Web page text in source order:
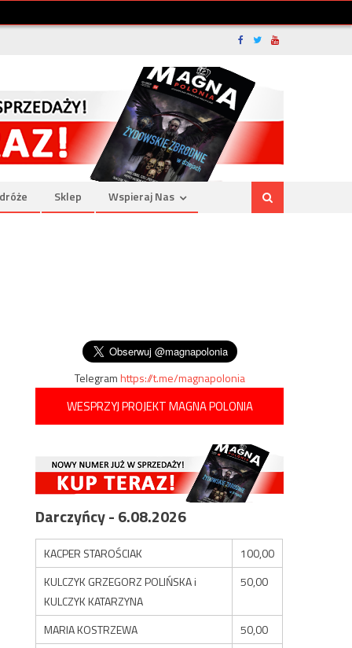
Sklep Wspieraj Nas
Telegramhttps://t.me/magnapolonia
WESPRZYJ PROJEKT MAGNA POLONIA
Darczyńcy - 6.08.2026
KACPER STAROŚCIAK
100,00
KULCZYK GRZEGORZ POLIŃSKA i
KULCZYK KATARZYNA
50,00
MARIA KOSTRZEWA
50,00